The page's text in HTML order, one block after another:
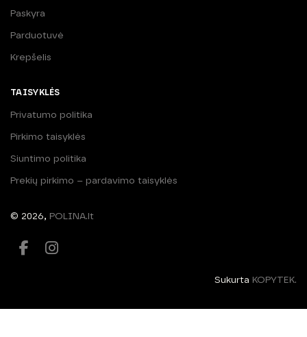
Paskyra
Parduotuvė
Krepšelis
TAISYKLĖS
Privatumo politika
Pirkimo taisyklės
Siuntimo politika
Prekių pirkimo – pardavimo taisyklės
© 2026, POLINA.lt
Sukurta KOPYTEK.